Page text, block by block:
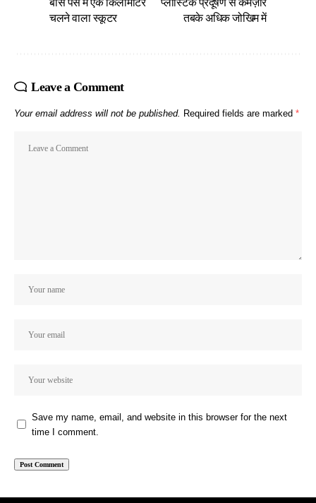
चलने वाला स्कूटर
तबके अधिक जोखिम में
Leave a Comment
Your email address will not be published. Required fields are marked *
Save my name, email, and website in this browser for the next
time I comment.